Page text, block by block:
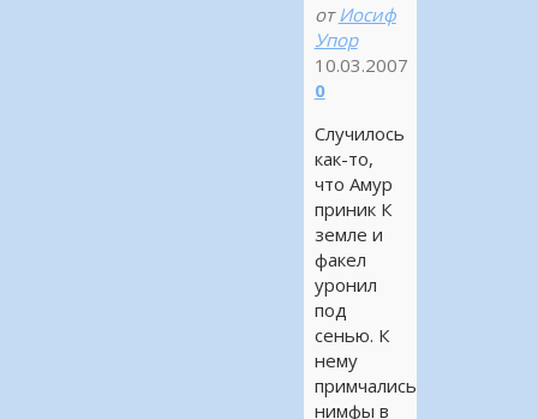
от Иосиф
Упор
10.03.2007
0
Случилось
как-то,
что Амур
приник К
земле и
факел
уронил
под
сенью. К
нему
примчались
нимфы в